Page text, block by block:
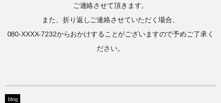
ご連絡させて頂きます。
また、折り返しご連絡させていただく場合、
080-XXXX-7232からおかけすることがございますので予めご了承く
ださい。
blog